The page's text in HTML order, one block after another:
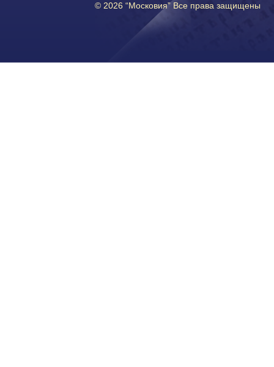
© 2026 “Московия” Все права защищены